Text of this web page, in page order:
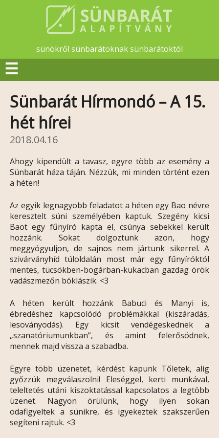
sünökről sünbarátoknak sünbarátoktól
☰
Sünbarát Hírmondó – A 15.
hét hírei
2018.04.16
Ahogy kipendült a tavasz, egyre több az esemény a
Sünbarát háza táján. Nézzük, mi minden történt ezen
a héten!
Az egyik legnagyobb feladatot a héten egy Bao névre
keresztelt süni személyében kaptuk. Szegény kicsi
Baot egy fűnyíró kapta el, csúnya sebekkel került
hozzánk. Sokat dolgoztunk azon, hogy
meggyógyuljon, de sajnos nem jártunk sikerrel. A
szivárványhíd túloldalán most már egy fűnyíróktól
mentes, tücsökben-bogárban-kukacban gazdag örök
vadászmezőn bóklászik. <3
A héten került hozzánk Babuci és Manyi is,
ébredéshez kapcsolódó problémákkal (kiszáradás,
lesoványodás). Egy kicsit vendégeskednek a
„szanatóriumunkban”, és amint felerősödnek,
mennek majd vissza a szabadba.
Egyre több üzenetet, kérdést kapunk Tőletek, alig
győzzük megválaszolni! Eleséggel, kerti munkával,
teleltetés utáni kiszoktatással kapcsolatos a legtöbb
üzenet. Nagyon örülünk, hogy ilyen sokan
odafigyeltek a sünikre, és igyekeztek szakszerűen
segíteni rajtuk. <3